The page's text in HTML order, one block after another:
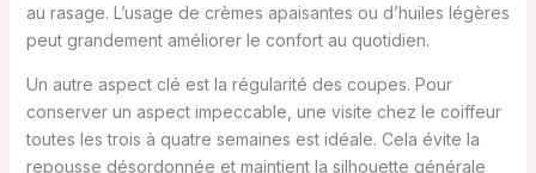
au rasage. L’usage de crèmes apaisantes ou d’huiles légères
peut grandement améliorer le confort au quotidien.
Un autre aspect clé est la régularité des coupes. Pour
conserver un aspect impeccable, une visite chez le coiffeur
toutes les trois à quatre semaines est idéale. Cela évite la
repousse désordonnée et maintient la silhouette générale